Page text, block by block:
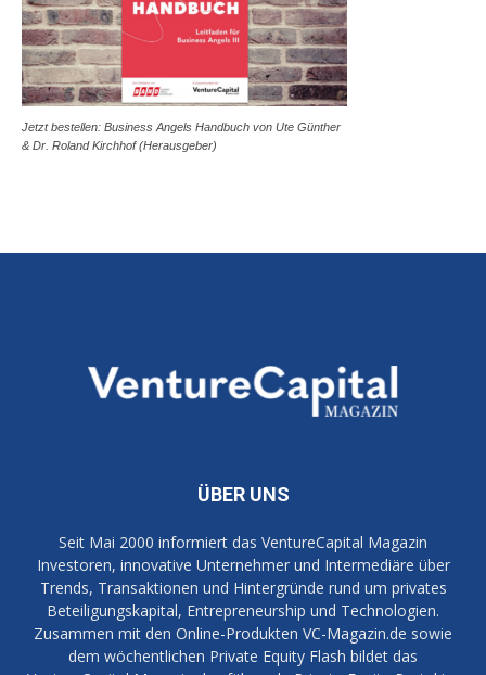
Jetzt bestellen: Business Angels Handbuch von Ute Günther
& Dr. Roland Kirchhof (Herausgeber)
ÜBER UNS
Seit Mai 2000 informiert das VentureCapital Magazin
Investoren, innovative Unternehmer und Intermediäre über
Trends, Transaktionen und Hintergründe rund um privates
Beteiligungskapital, Entrepreneurship und Technologien.
Zusammen mit den Online-Produkten VC-Magazin.de sowie
dem wöchentlichen Private Equity Flash bildet das